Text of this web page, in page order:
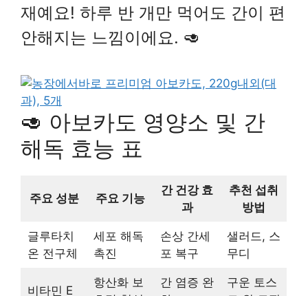
재예요! 하루 반 개만 먹어도 간이 편
안해지는 느낌이에요. 🥑
🥑 아보카도 영양소 및 간
해독 효능 표
주요 성분 주요 기능
간 건강 효
과
추천 섭취
방법
글루타치
온 전구체
세포 해독
촉진
손상 간세
포 복구
샐러드, 스
무디
비타민 E
항산화 보
간 염증 완
구운 토스